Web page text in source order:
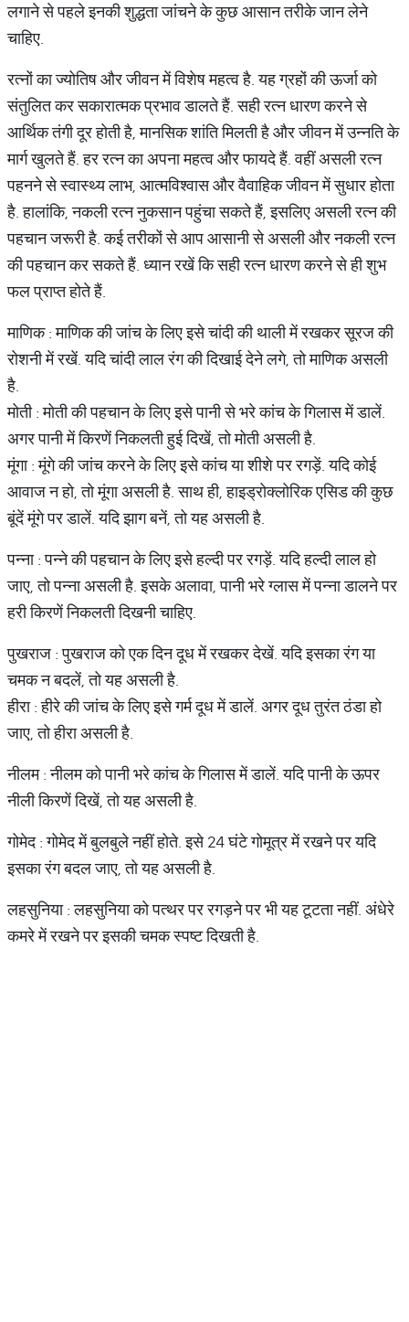
लगाने से पहले इनकी शुद्धता जांचने के कुछ आसान तरीके जान लेने
चाहिए.
रत्नों का ज्योतिष और जीवन में विशेष महत्व है. यह ग्रहों की ऊर्जा को
संतुलित कर सकारात्मक प्रभाव डालते हैं. सही रत्न धारण करने से
आर्थिक तंगी दूर होती है, मानसिक शांति मिलती है और जीवन में उन्नति के
मार्ग खुलते हैं. हर रत्न का अपना महत्व और फायदे हैं. वहीं असली रत्न
पहनने से स्वास्थ्य लाभ, आत्मविश्वास और वैवाहिक जीवन में सुधार होता
है. हालांकि, नकली रत्न नुकसान पहुंचा सकते हैं, इसलिए असली रत्न की
पहचान जरूरी है. कई तरीकों से आप आसानी से असली और नकली रत्न
की पहचान कर सकते हैं. ध्यान रखें कि सही रत्न धारण करने से ही शुभ
फल प्राप्त होते हैं.
माणिक : माणिक की जांच के लिए इसे चांदी की थाली में रखकर सूरज की
रोशनी में रखें. यदि चांदी लाल रंग की दिखाई देने लगे, तो माणिक असली
है.
मोती : मोती की पहचान के लिए इसे पानी से भरे कांच के गिलास में डालें.
अगर पानी में किरणें निकलती हुई दिखें, तो मोती असली है.
मूंगा : मूंगे की जांच करने के लिए इसे कांच या शीशे पर रगड़ें. यदि कोई
आवाज न हो, तो मूंगा असली है. साथ ही, हाइड्रोक्लोरिक एसिड की कुछ
बूंदें मूंगे पर डालें. यदि झाग बनें, तो यह असली है.
पन्ना : पन्ने की पहचान के लिए इसे हल्दी पर रगड़ें. यदि हल्दी लाल हो
जाए, तो पन्ना असली है. इसके अलावा, पानी भरे ग्लास में पन्ना डालने पर
हरी किरणें निकलती दिखनी चाहिए.
पुखराज : पुखराज को एक दिन दूध में रखकर देखें. यदि इसका रंग या
चमक न बदलें, तो यह असली है.
हीरा : हीरे की जांच के लिए इसे गर्म दूध में डालें. अगर दूध तुरंत ठंडा हो
जाए, तो हीरा असली है.
नीलम : नीलम को पानी भरे कांच के गिलास में डालें. यदि पानी के ऊपर
नीली किरणें दिखें, तो यह असली है.
गोमेद : गोमेद में बुलबुले नहीं होते. इसे 24 घंटे गोमूत्र में रखने पर यदि
इसका रंग बदल जाए, तो यह असली है.
लहसुनिया : लहसुनिया को पत्थर पर रगड़ने पर भी यह टूटता नहीं. अंधेरे
कमरे में रखने पर इसकी चमक स्पष्ट दिखती है.